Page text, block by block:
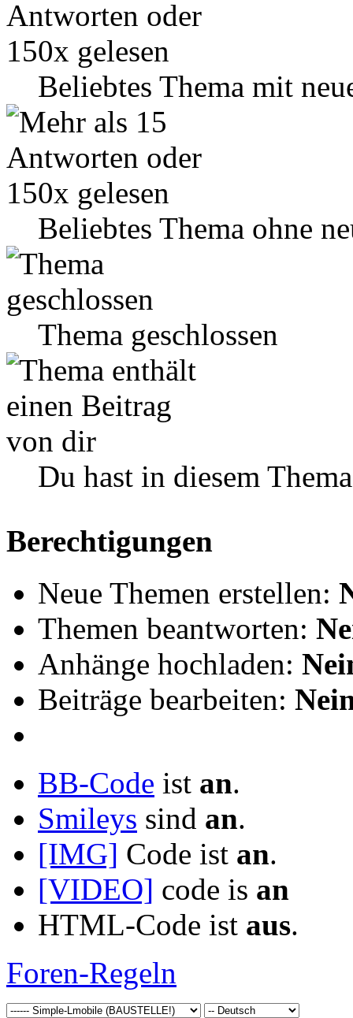
Beliebtes Thema mit
Beliebtes Thema ohne
Thema geschlossen
Du hast in diesem
Berechtigungen
Neue Themen erstellen:
Themen beantworten:
Anhänge hochladen:
Beiträge bearbeiten:
BB-Code ist an.
Smileys sind an.
[IMG] Code ist an.
[VIDEO] code is an
HTML-Code ist aus.
Foren-Regeln